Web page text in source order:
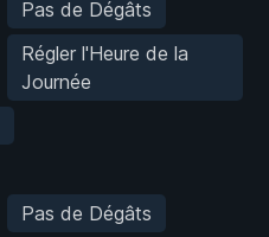
Pas de Dégâts
Régler l'Heure de la
Journée
Pas de Dégâts